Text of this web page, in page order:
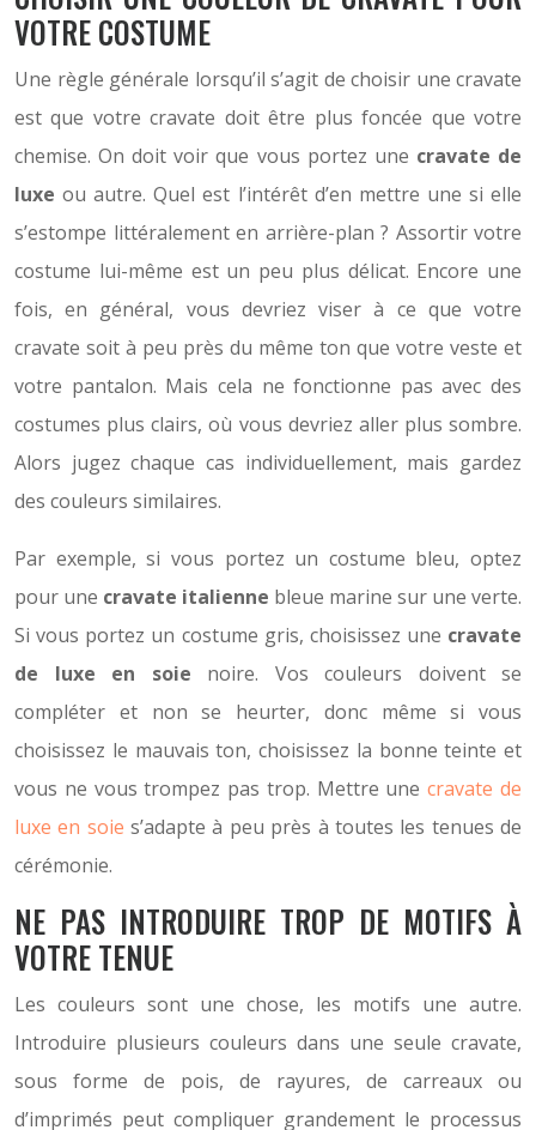
VOTRE COSTUME
Une règle générale lorsqu’il s’agit de choisir une cravate
est que votre cravate doit être plus foncée que votre
chemise. On doit voir que vous portez une cravate de
luxe ou autre. Quel est l’intérêt d’en mettre une si elle
s’estompe littéralement en arrière-plan ? Assortir votre
costume lui-même est un peu plus délicat. Encore une
fois, en général, vous devriez viser à ce que votre
cravate soit à peu près du même ton que votre veste et
votre pantalon. Mais cela ne fonctionne pas avec des
costumes plus clairs, où vous devriez aller plus sombre.
Alors jugez chaque cas individuellement, ​​mais gardez
des couleurs similaires.
Par exemple, si vous portez un costume bleu, optez
pour une cravate italienne bleue marine sur une verte.
Si vous portez un costume gris, choisissez une cravate
de luxe en soie noire. Vos couleurs doivent se
compléter et non se heurter, donc même si vous
choisissez le mauvais ton, choisissez la bonne teinte et
vous ne vous trompez pas trop. Mettre unecravate de
luxe en soie s’adapte à peu près à toutes les tenues de
cérémonie.
NE PAS INTRODUIRE TROP DE MOTIFS À
VOTRE TENUE
Les couleurs sont une chose, les motifs une autre.
Introduire plusieurs couleurs dans une seule cravate,
sous forme de pois, de rayures, de carreaux ou
d’imprimés peut compliquer grandement le processus